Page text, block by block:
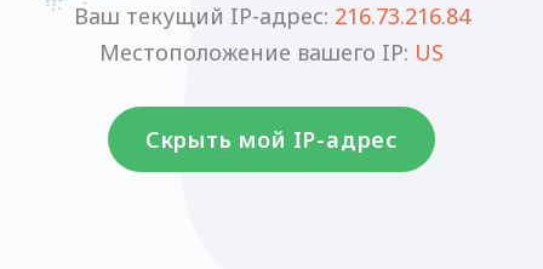
Ваш текущий IP-адрес: 216.73.216.84
Местоположение вашего IP: US
Скрыть мой IP-адрес